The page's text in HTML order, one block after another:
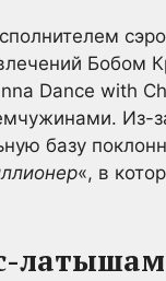
Бобом
Dance with
Из-
базу
«, в